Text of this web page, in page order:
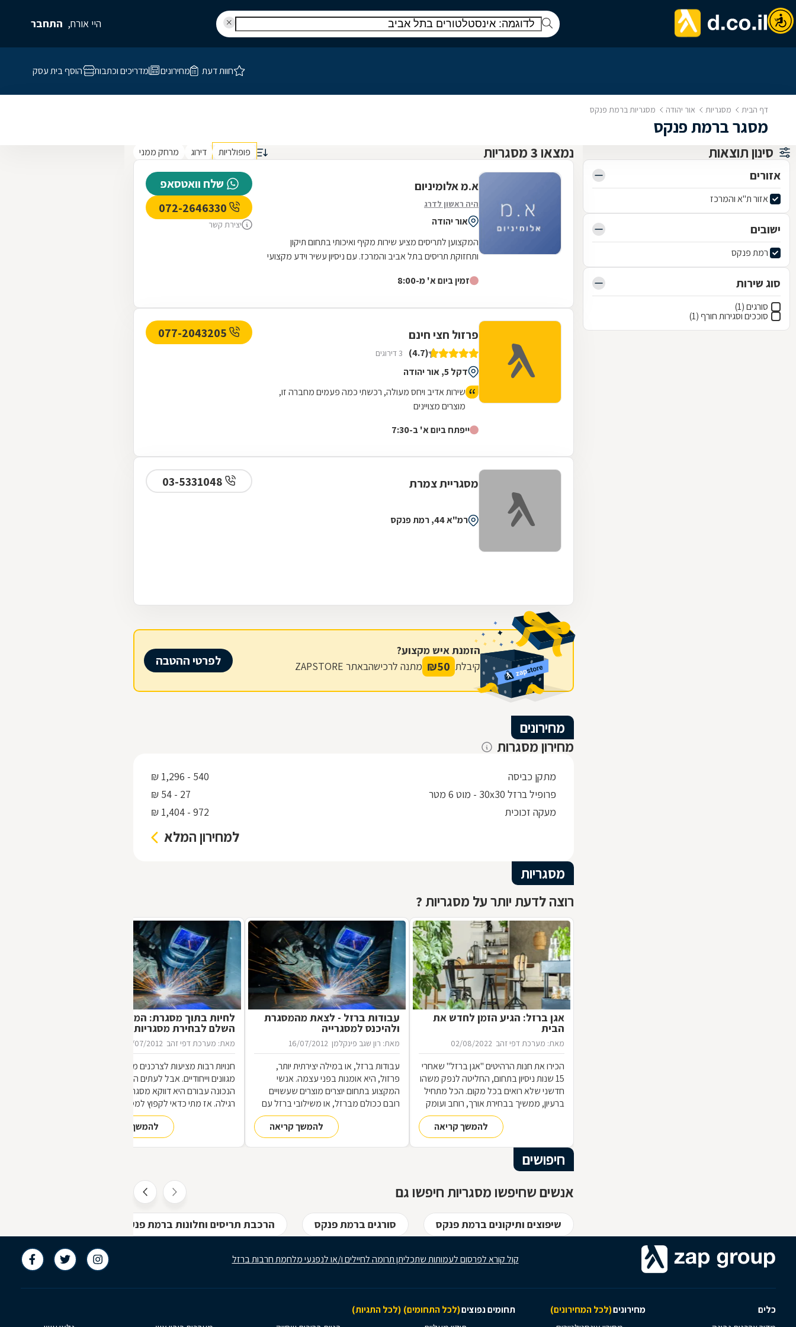
היי אורח, התחבר
חוות דעת מחירונים מדריכים וכתבות הוסף בית עסק
דף הבית מסגריות אור יהודה מסגריות ברמת פנקס
מסגר ברמת פנקס
סינון תוצאות
אזורים
אזור ת"א והמרכז
ישובים
רמת פנקס
סוג שירות
סורגים (1)
סוככים וסגירות חורף (1)
נמצאו 3 מסגריות פופולריות דירוג מרחק ממני
א.מ אלומיניום
היה ראשון לדרג
אור יהודה
המקצוען לתריסים מציע שירות מקיף ואיכותי בתחום תיקון
ותחזוקת תריסים בתל אביב והמרכז. עם ניסיון עשיר וידע מקצועי
זמין ביום א' מ-8:00
שלח וואטסאפ
יצירת קשר
פרזול חצי חינם
(4.7) 3 דירוגים
דקל 5, אור יהודה
שירות אדיב ויחס מעולה, רכשתי כמה פעמים מחברה זו,
מוצרים מצויינים
ייפתח ביום א' ב-7:30
מסגריית צמרת
רמ"א 44, רמת פנקס
הזמנת איש מקצוע?
קיבלת 50
₪ מתנה לרכישהבאתר ZAPSTORE לפרטי ההטבה
מחירונים
מחירון מסגרות
מתקן כביסה
540 - 1,296 ₪
פרופיל ברזל 30x30 - מוט 6 מטר
27 - 54 ₪
מעקה זכוכית
972 - 1,404 ₪
למחירון המלא
מסגריות
רוצה לדעת יותר על מסגריות ?
אגן ברזל: הגיע הזמן לחדש את
הבית
מאת: מערכת דפי זהב 02/08/2022
הכירו את חנות הרהיטים ''אגן ברזל'' שאחרי
15 שנות ניסיון בתחום, החליטה לנפק משהו
חדשני שלא רואים בכל מקום. הכל מתחיל
ברעיון, ממשיך בבחירת אורך, רוחב ועומק
הרהיט שלכם, ממשיך בייצור מקורי ממיטב
חומרי הגלם ומסתיים ביצירת הפתרון
המרשים והמעשי ביותר עבורכם
להמשך קריאה
עבודות ברזל - לצאת מהמסגרת
ולהיכנס למסגרייה
מאת: רון שגב פינקלמן 16/07/2012
עבודות ברזל, או במילה יצירתית יותר,
פרזול, היא אומנות בפני עצמה. אנשי
המקצוע בתחום יוצרים מוצרים שעשויים
רובם ככולם מברזל, או משילובי ברזל עם
חומרים אחרים, וזאת במגוון רחב של
תחומים: ריהוט, מוצרי נוי, סורגים, שערים
ועוד-ועוד. על אף היותו חומר גס ומחוספס,
להמשך קריאה
לחיות בתוך מסגרת: המדריך
השלם לבחירת מסגריות
מאת: מערכת דפי זהב 16/07/2012
חנויות רבות מציעות לצרכנים מוצרי מתכת
מגוונים וייחודיים. אבל לעתים הכתובת
הנכונה עבורם היא דווקא מסגריה ולא חנות
רגילה. אז מתי כדאי לקפוץ למסגריה ומה
הופך אותה לראויה?
להמשך קריאה
חיפושים
אנשים שחיפשו מסגריות חיפשו גם
שיפוצים ותיקונים ברמת פנקס סורגים ברמת פנקס הרכבת תריסים וחלונות ברמת פנקס
קול קורא לפרסום לעמותות שתכליתן תרומה לחיילים ו/או לנפגעי מלחמת חרבות ברזל
כלים מחירונים(לכל המחירונים) תחומים נפוצים(לכל התחומים) (לכל התגיות)